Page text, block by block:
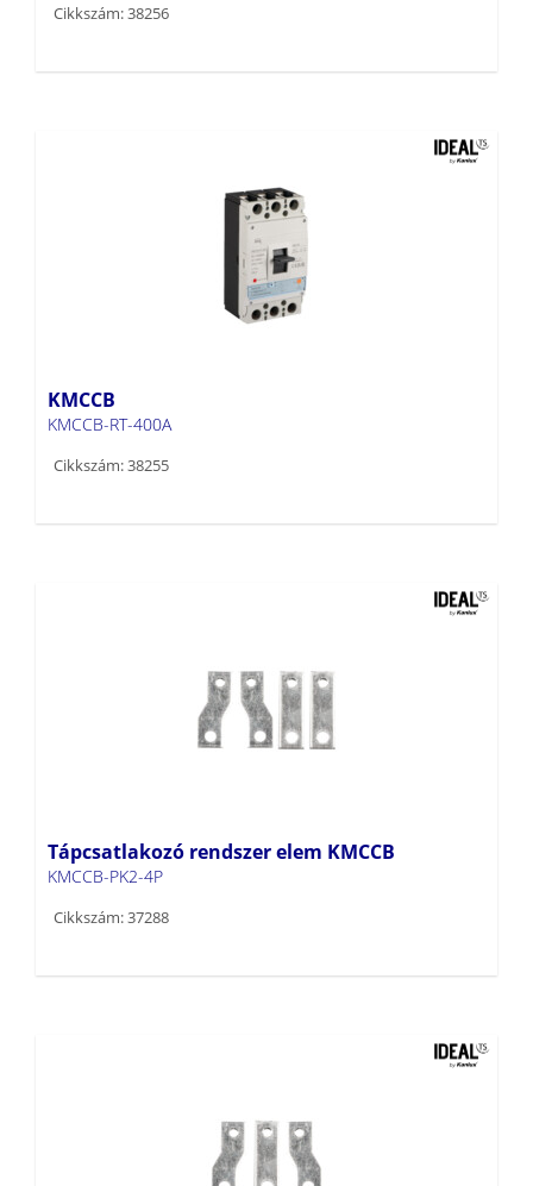
Cikkszám: 38256
KMCCB
KMCCB-RT-400A
Cikkszám: 38255
Tápcsatlakozó rendszer elem KMCCB
KMCCB-PK2-4P
Cikkszám: 37288